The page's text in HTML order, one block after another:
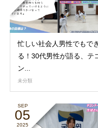
忙しい社会人男性でもでき
る！30代男性が語る、テ
ン...
未分類
SEP
05
2025